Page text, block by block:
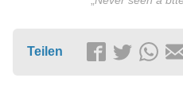
Teilen